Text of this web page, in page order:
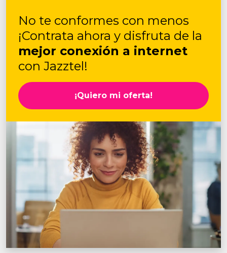
No te conformes con menos
¡Contrata ahora y disfruta de la
mejor conexión a internet
con Jazztel!
¡Quiero mi oferta!